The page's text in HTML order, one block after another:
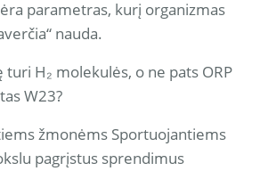
parametras, kurį organizmas
nauda.
H₂ molekulės, o ne pats ORP
W23?
žmonėms Sportuojantiems
pagrįstus sprendimus